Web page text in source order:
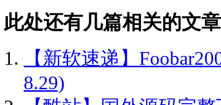
此处还有几篇相关的文
【新软速递】
8.29)